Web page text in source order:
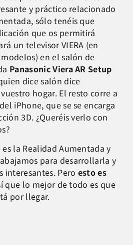
y práctico relacionado
sólo tenéis que
que os permitirá
un televisor VIERA (en
en el salón de
Panasonic Viera AR Setup
dice salón dice
hogar. El resto corre a
iPhone, que se se encarga
3D. ¿Queréis verlo con
la Realidad Aumentada y
para desarrollarla y
interesantes. Pero esto es
que lo mejor de todo es que
por llegar.